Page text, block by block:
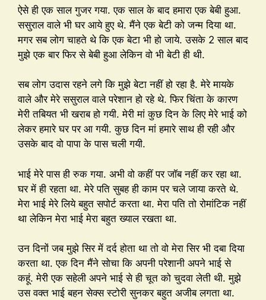
ऐसे ही एक साल गुजर गया. एक साल के बाद हमारा एक बेबी हुआ.
ससुराल वाले भी घर आये हुए थे. मैंने एक बेटी को जन्म दिया था.
मगर सब लोग चाहते थे कि एक बेटा भी हो जाये. उसके 2 साल बाद
मुझे एक बार फिर से बेबी हुआ लेकिन वो भी बेटी ही थी.
सब लोग उदास रहने लगे कि मुझे बेटा नहीं हो रहा है. मेरे मायके
वाले और मेरे ससुराल वाले परेशान हो रहे थे. फिर चिंता के कारण
मेरी तबियत भी खराब हो गयी. मेरी मां कुछ दिन के लिए मेरे भाई को
लेकर हमारे घर पर आ गयी. कुछ दिन मां हमारे साथ ही रही और
उसके बाद वो पापा के पास चली गयी.
भाई मेरे पास ही रुक गया. अभी वो कहीं पर जॉब नहीं कर रहा था.
घर में ही रहता था. मेरे पति सुबह ही काम पर चले जाया करते थे.
मेरा भाई मेरे लिये बहुत सपोर्ट करता था. मेरा पति तो रोमांटिक नहीं
था लेकिन मेरा भाई मेरा बहुत ख्याल रखता था.
उन दिनों जब मुझे सिर में दर्द होता था तो वो मेरा सिर भी दबा दिया
करता था. एक दिन मैंने सोचा कि अपनी परेशानी अपने भाई से
कहूं. मेरी एक सहेली अपने भाई से ही चूत को चुदवा लेती थी. मुझे
उस वक्त भाई बहन सेक्स स्टोरी सुनकर बहुत अजीब लगता था.